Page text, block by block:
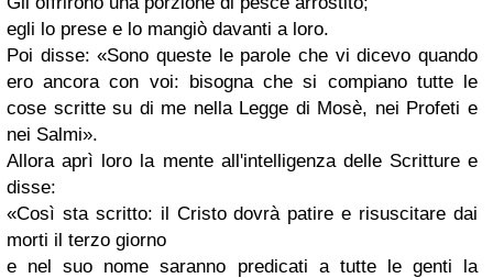
egli lo prese e lo mangiò davanti a loro.
Poi disse: «Sono queste le parole che vi dicevo quando
ero ancora con voi: bisogna che si compiano tutte le
cose scritte su di me nella Legge di Mosè, nei Profeti e
nei Salmi».
Allora aprì loro la mente all'intelligenza delle Scritture e
disse:
«Così sta scritto: il Cristo dovrà patire e risuscitare dai
morti il terzo giorno
e nel suo nome saranno predicati a tutte le genti la